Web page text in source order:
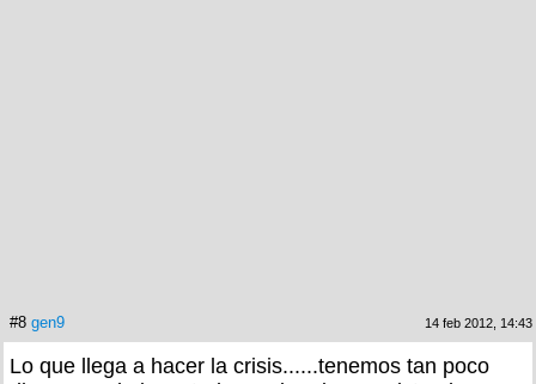
#8 gen9 14 feb 2012, 14:43
Lo que llega a hacer la crisis......tenemos tan poco